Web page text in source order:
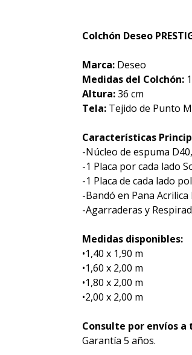
Colchón Deseo
Marca:Deseo
Medidas del Colchón:
Altura:36 cm
Tela:Tejido de Punto
Características
-Núcleo de espuma
-1 Placa por cada lado
-1 Placa de cada lado
-Bandó en Pana
-Agarraderas y
Medidas disponibles:
•1,40 x 1,90 m
•1,60 x 2,00 m
•1,80 x 2,00 m
•2,00 x 2,00 m
Consulte por envíos a
Garantía 5 años.